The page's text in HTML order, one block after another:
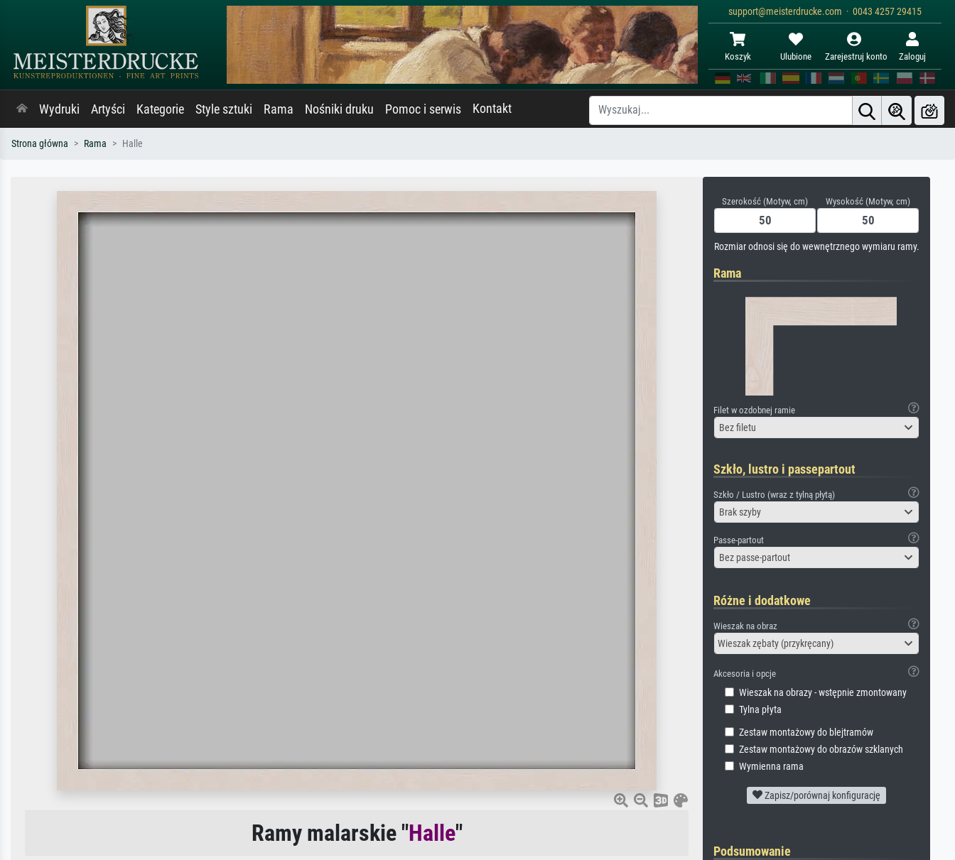
support@meisterdrucke.com · 0043 4257 29415
Koszyk Ulubione Zarejestruj konto Zaloguj
Wydruki Artyści Kategorie Style sztuki Rama Nośniki druku Pomoc i serwis Kontakt
Strona główna Rama Halle
Ramy malarskie "Halle"
Szerokość (Motyw, cm) Wysokość (Motyw, cm)
Rozmiar odnosi się do wewnętrznego wymiaru ramy.
Rama
Filet w ozdobnej ramie
Bez filetu
Szkło, lustro i passepartout
Szkło / Lustro (wraz z tylną płytą)
Brak szyby
Passe-partout
Bez passe-partout
Różne i dodatkowe
Wieszak na obraz
Wieszak zębaty (przykręcany)
Akcesoria i opcje
Wieszak na obrazy - wstępnie zmontowany
Tylna płyta
Zestaw montażowy do blejtramów
Zestaw montażowy do obrazów szklanych
Wymienna rama
Zapisz/porównaj konfigurację
Podsumowanie